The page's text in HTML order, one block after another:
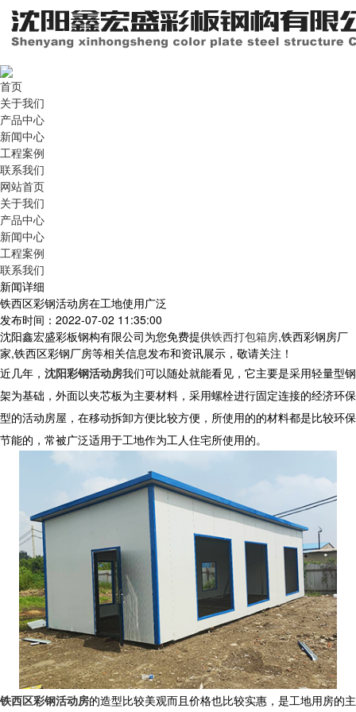
首页
关于我们
产品中心
新闻中心
工程案例
联系我们
网站首页
关于我们
产品中心
新闻中心
工程案例
联系我们
新闻详细
铁西区彩钢活动房在工地使用广泛
发布时间：2022-07-02 11:35:00
沈阳鑫宏盛彩板钢构有限公司为您免费提供铁西打包箱房,铁西彩钢房厂
家,铁西区彩钢厂房等相关信息发布和资讯展示，敬请关注！
近几年， 沈阳彩钢活动房我们可以随处就能看见，它主要是采用轻量型钢
架为基础，外面以夹芯板为主要材料，采用螺栓进行固定连接的经济环保
型的活动房屋，在移动拆卸方便比较方便，所使用的的材料都是比较环保
节能的，常被广泛适用于工地作为工人住宅所使用的。
铁西区彩钢活动房的造型比较美观而且价格也比较实惠，是工地用房的主